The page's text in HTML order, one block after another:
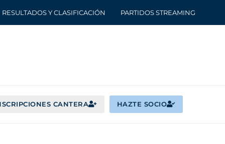
RESULTADOS Y CLASIFICACIÓN PARTIDOS STREAMING
CANTERA HAZTE SOCIO